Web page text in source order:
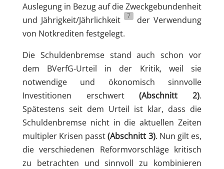
Auslegung in Bezug auf die Zweckgebundenheit
und Jährigkeit/Jährlichkeit
7
der Verwendung
von Notkrediten festgelegt.
Die Schuldenbremse stand auch schon vor
dem BVerfG-Urteil in der Kritik, weil sie
notwendige und ökonomisch sinnvolle
Investitionen erschwert(Abschnitt 2).
Spätestens seit dem Urteil ist klar, dass die
Schuldenbremse nicht in die aktuellen Zeiten
multipler Krisen passt(Abschnitt 3). Nun gilt es,
die verschiedenen Reformvorschläge kritisch
zu betrachten und sinnvoll zu kombinieren